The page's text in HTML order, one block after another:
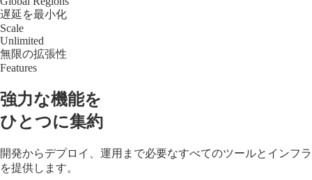
遅延を最小化
Scale
Unlimited
無限の拡張性
Features
強力な機能を
ひとつに集約
開発からデプロイ、運用まで必要なすべてのツールとインフラ
を提供します。